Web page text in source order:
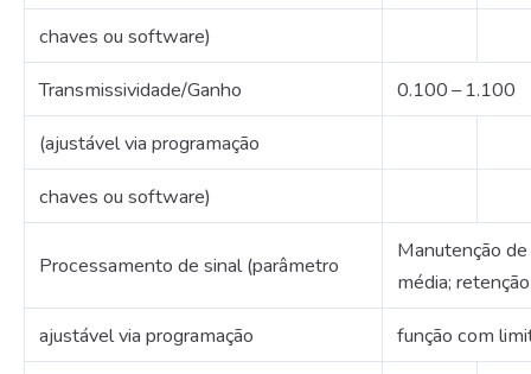
chaves ou software)
Transmissividade/Ganho 0.100 – 1.100
(ajustável via programação
chaves ou software)
Processamento de sinal (parâmetro
Manutenção
média;
ajustável via programação função com